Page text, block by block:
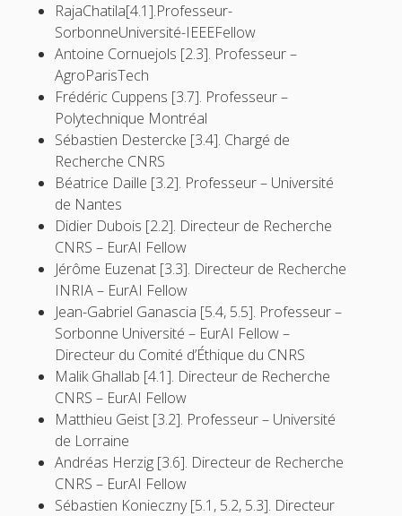
RajaChatila[4.1].Professeur-
SorbonneUniversité-IEEEFellow
Antoine Cornuejols [2.3]. Professeur –
AgroParisTech
Frédéric Cuppens [3.7]. Professeur –
Polytechnique Montréal
Sébastien Destercke [3.4]. Chargé de
Recherche CNRS
Béatrice Daille [3.2]. Professeur – Université
de Nantes
Didier Dubois [2.2]. Directeur de Recherche
CNRS – EurAI Fellow
Jérôme Euzenat [3.3]. Directeur de Recherche
INRIA – EurAI Fellow
Jean-Gabriel Ganascia [5.4, 5.5]. Professeur –
Sorbonne Université – EurAI Fellow –
Directeur du Comité d’Éthique du CNRS
Malik Ghallab [4.1]. Directeur de Recherche
CNRS – EurAI Fellow
Matthieu Geist [3.2]. Professeur – Université
de Lorraine
Andréas Herzig [3.6]. Directeur de Recherche
CNRS – EurAI Fellow
Sébastien Konieczny [5.1, 5.2, 5.3]. Directeur